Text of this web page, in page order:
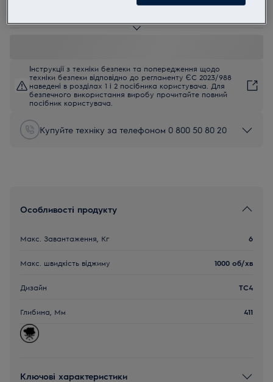
Інструкції з техніки безпеки та попередження щодо
техніки безпеки відповідно до регламенту ЄС 2023/988
наведені в розділах 1 і 2 посібника користувача. Для
безпечного використання виробу прочитайте повний
посібник користувача.
Купуйте техніку за телефоном 0 800 50 80 20
Особливості продукту
Макс. Завантаження, Кг 6
Макс. швидкість віджиму 1000 об/хв
Дизайн TC4
Глибина, Мм 411
Ключові характеристики